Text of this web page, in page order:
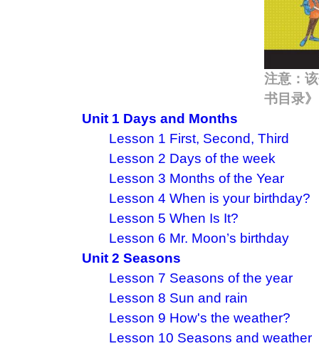
注意：
书目录
Unit 1 Days and Months
Lesson 1 First, Second, Third
Lesson 2 Days of the week
Lesson 3 Months of the Year
Lesson 4 When is your birthday?
Lesson 5 When Is It?
Lesson 6 Mr. Moon’s birthday
Unit 2 Seasons
Lesson 7 Seasons of the year
Lesson 8 Sun and rain
Lesson 9 How's the weather?
Lesson 10 Seasons and weather